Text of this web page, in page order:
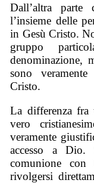
Dall’altra
l’insieme delle
in Gesù Cristo.
gruppo
denominazione,
sono
Cristo.
La differenza
vero
veramente
accesso a
comunione
rivolgersi